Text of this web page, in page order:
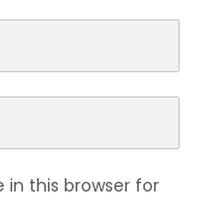
in this browser for